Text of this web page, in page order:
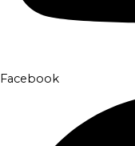
Facebook